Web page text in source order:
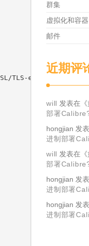
TLS-enabled servers
群集
虚拟化和容器
邮件
近期评
will 发表在《
部署
hongjian 发
进制部署
will 发表在《
部署
hongjian 发
进制部署
hongjian 发
进制部署